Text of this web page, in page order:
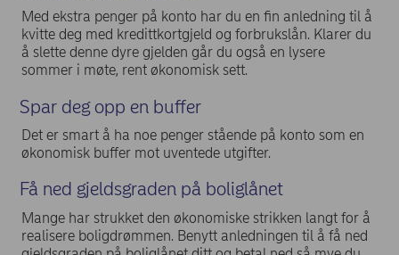
Med ekstra penger på konto har du en fin anledning til å
kvitte deg med kredittkortgjeld og forbrukslån. Klarer du
å slette denne dyre gjelden går du også en lysere
sommer i møte, rent økonomisk sett.
Spar deg opp en buffer
Det er smart å ha noe penger stående på konto som en
økonomisk buffer mot uventede utgifter.
Få ned gjeldsgraden på boliglånet
Mange har strukket den økonomiske strikken langt for å
realisere boligdrømmen. Benytt anledningen til å få ned